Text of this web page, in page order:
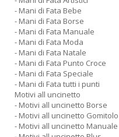
- Mani di Fata Bebe
- Mani di Fata Borse
- Mani di Fata Manuale
- Mani di Fata Moda
- Mani di Fata Natale
- Mani di Fata Punto Croce
- Mani di Fata Speciale
- Mani di Fata tutti i punti
Motivi all uncinetto
- Motivi all uncinetto Borse
- Motivi all uncinetto Gomitolo
- Motivi all uncinetto Manuale